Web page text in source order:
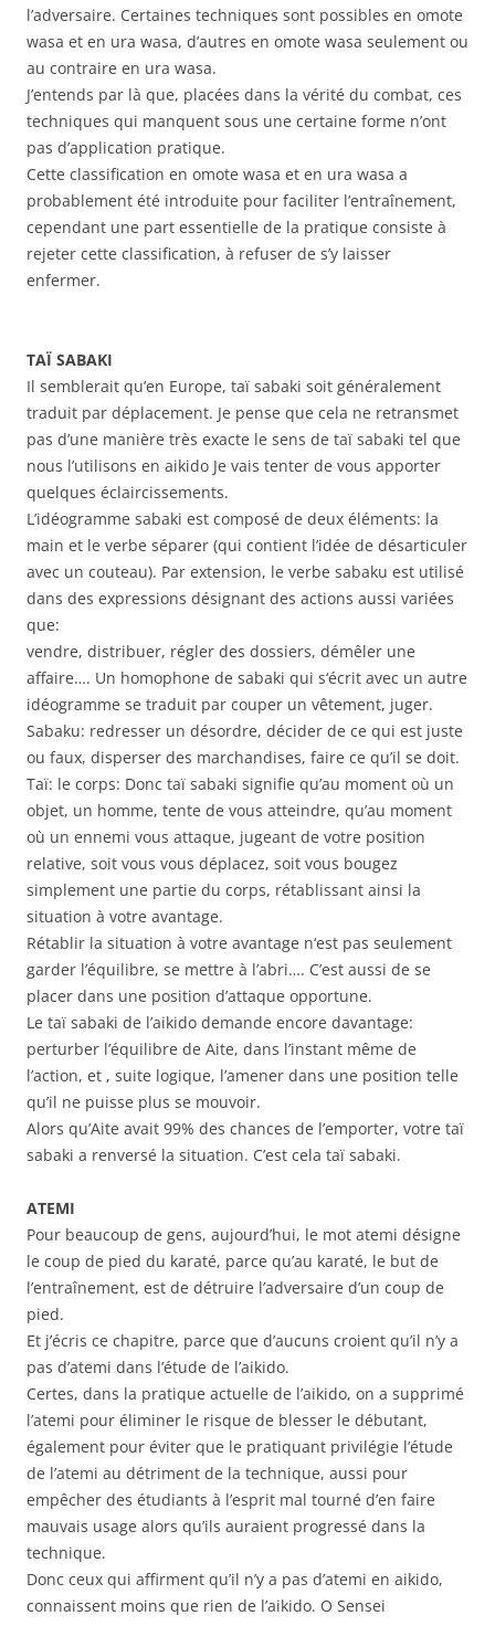
l’adversaire. Certaines techniques sont possibles en omote
wasa et en ura wasa, d’autres en omote wasa seulement ou
au contraire en ura wasa.
J’entends par là que, placées dans la vérité du combat, ces
techniques qui manquent sous une certaine forme n’ont
pas d’application pratique.
Cette classification en omote wasa et en ura wasa a
probablement été introduite pour faciliter l’entraînement,
cependant une part essentielle de la pratique consiste à
rejeter cette classification, à refuser de s’y laisser
enfermer.
TAÏ SABAKI
Il semblerait qu’en Europe, taï sabaki soit généralement
traduit par déplacement. Je pense que cela ne retransmet
pas d’une manière très exacte le sens de taï sabaki tel que
nous l’utilisons en aikido Je vais tenter de vous apporter
quelques éclaircissements.
L’idéogramme sabaki est composé de deux éléments: la
main et le verbe séparer (qui contient l’idée de désarticuler
avec un couteau). Par extension, le verbe sabaku est utilisé
dans des expressions désignant des actions aussi variées
que:
vendre, distribuer, régler des dossiers, démêler une
affaire…. Un homophone de sabaki qui s‘écrit avec un autre
idéogramme se traduit par couper un vêtement, juger.
Sabaku: redresser un désordre, décider de ce qui est juste
ou faux, disperser des marchandises, faire ce qu’il se doit.
Taï: le corps: Donc taï sabaki signifie qu’au moment où un
objet, un homme, tente de vous atteindre, qu’au moment
où un ennemi vous attaque, jugeant de votre position
relative, soit vous vous déplacez, soit vous bougez
simplement une partie du corps, rétablissant ainsi la
situation à votre avantage.
Rétablir la situation à votre avantage n‘est pas seulement
garder l’équilibre, se mettre à l’abri…. C’est aussi de se
placer dans une position d’attaque opportune.
Le taï sabaki de l’aikido demande encore davantage:
perturber l’équilibre de Aite, dans l’instant même de
l’action, et , suite logique, l’amener dans une position telle
qu’il ne puisse plus se mouvoir.
Alors qu’Aite avait 99% des chances de l’emporter, votre taï
sabaki a renversé la situation. C’est cela taï sabaki.
ATEMI
Pour beaucoup de gens, aujourd’hui, le mot atemi désigne
le coup de pied du karaté, parce qu’au karaté, le but de
l’entraînement, est de détruire l’adversaire d’un coup de
pied.
Et j’écris ce chapitre, parce que d’aucuns croient qu’il n’y a
pas d’atemi dans l’étude de l’aikido.
Certes, dans la pratique actuelle de l’aikido, on a supprimé
l’atemi pour éliminer le risque de blesser le débutant,
également pour éviter que le pratiquant privilégie l’étude
de l’atemi au détriment de la technique, aussi pour
empêcher des étudiants à l’esprit mal tourné d’en faire
mauvais usage alors qu’ils auraient progressé dans la
technique.
Donc ceux qui affirment qu’il n’y a pas d’atemi en aikido,
connaissent moins que rien de l’aikido. O Sensei